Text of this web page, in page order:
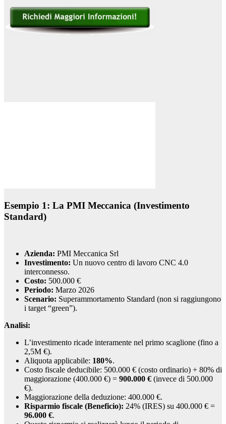
Esempio 1: La PMI Meccanica (Investimento
Standard)
Azienda: PMI Meccanica Srl
Investimento: Un nuovo centro di lavoro CNC 4.0
interconnesso.
Costo: 500.000 €
Periodo: Marzo 2026
Scenario: Superammortamento Standard (non si raggiungono
i target “green”).
Analisi:
L’investimento ricade interamente nel primo scaglione (fino a
2,5M €).
Aliquota applicabile: 180%.
Costo fiscale deducibile: 500.000 € (costo ordinario) + 80% di
maggiorazione (400.000 €) = 900.000 € (invece di 500.000
€).
Maggiorazione della deduzione: 400.000 €.
Risparmio fiscale (Beneficio): 24% (IRES) su 400.000 € =
96.000 €.